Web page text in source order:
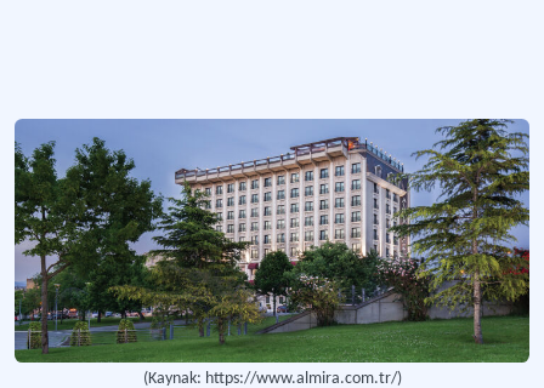
(Kaynak: https://www.almira.com.tr/)